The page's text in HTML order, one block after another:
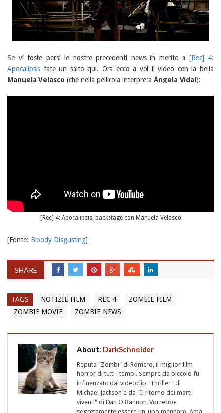
Se vi foste persi le nostre precedenti news in merito a [Rec] 4:
Apocalipsis fate un salto qui. Ora ecco a voi il video con la bella
Manuela Velasco (che nella pellicola interpreta Ángela Vidal ):
[Rec] 4: Apocalipsis, backstage con Manuela Velasco
[Fonte: Bloody Disgusting]
SHARE
TAGS NOTIZIE FILM REC 4
ZOMBIE FILM
ZOMBIE MOVIE
ZOMBIE NEWS
About: DarkSchneider
Reputa "Zombi" di Romero, il miglior film
horror di tutti i tempi. Sempre da piccolo fu
influenzato dal videoclip "Thriller" di
Michael Jackson e da "Il ritorno dei morti
viventi" di Dan O'Bannon. Vorrebbe
segretamente essere un lupo mannaro. Ama